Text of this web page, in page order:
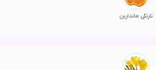
نارنگی ماندارین